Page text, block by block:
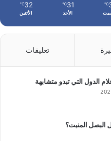
℃
31
℃
الأحد
32
℃
الأثنين
تعليقات
الدول التي تبدو متشابهة
البصل المنبت؟